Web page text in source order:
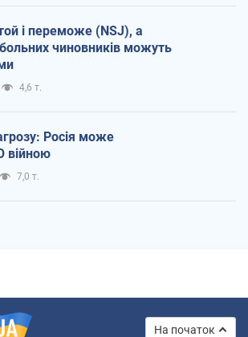
і переможе (NSJ), а
чиновників можуть
4,6 т.
Росія може
війною
7,0 т.
На початок